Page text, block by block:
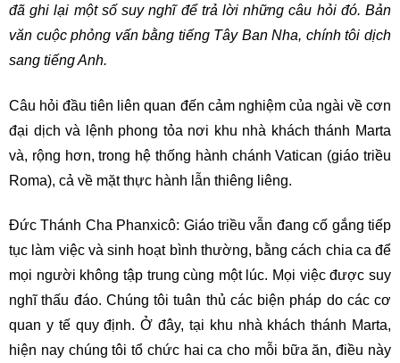
đã ghi lại một số suy nghĩ để trả lời những câu hỏi đó. Bản
văn cuộc phỏng vấn bằng tiếng Tây Ban Nha, chính tôi dịch
sang tiếng Anh.
Câu hỏi đầu tiên liên quan đến cảm nghiệm của ngài về cơn
đại dịch và lệnh phong tỏa nơi khu nhà khách thánh Marta
và, rộng hơn, trong hệ thống hành chánh Vatican (giáo triều
Roma), cả về mặt thực hành lẫn thiêng liêng.
Đức Thánh Cha Phanxicô: Giáo triều vẫn đang cố gắng tiếp
tục làm việc và sinh hoạt bình thường, bằng cách chia ca để
mọi người không tập trung cùng một lúc. Mọi việc được suy
nghĩ thấu đáo. Chúng tôi tuân thủ các biện pháp do các cơ
quan y tế quy định. Ở đây, tại khu nhà khách thánh Marta,
hiện nay chúng tôi tổ chức hai ca cho mỗi bữa ăn, điều này